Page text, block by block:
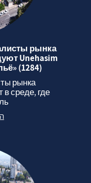
рынка
Unehasim
(1284)
рынка
среде, где